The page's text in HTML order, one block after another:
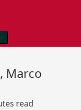
Marco
read